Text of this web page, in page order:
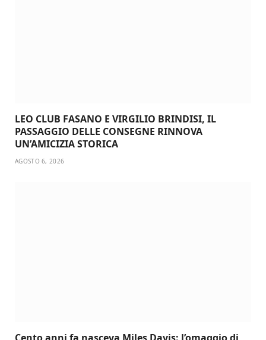
LEO CLUB FASANO E VIRGILIO BRINDISI, IL
PASSAGGIO DELLE CONSEGNE RINNOVA
UN’AMICIZIA STORICA
AGOSTO 6, 2026